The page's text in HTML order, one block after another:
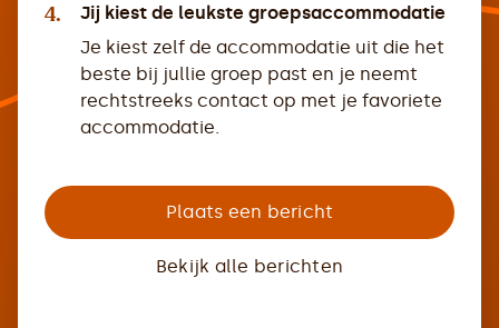
4.
Jij kiest de leukste groepsaccommodatie
Je kiest zelf de accommodatie uit die het
beste bij jullie groep past en je neemt
rechtstreeks contact op met je favoriete
accommodatie.
Plaats een bericht
Bekijk alle berichten